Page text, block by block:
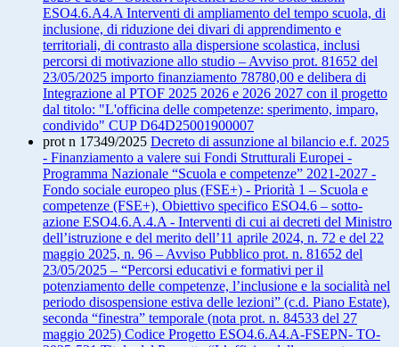
ESO4.6.A4.A Interventi di ampliamento del tempo scuola, di
inclusione, di riduzione dei divari di apprendimento e
territoriali, di contrasto alla dispersione scolastica, inclusi
percorsi di motivazione allo studio – Avviso prot. 81652 del
23/05/2025 importo finanziamento 78780,00 e delibera di
Integrazione al PTOF 2025 2026 e 2026 2027 con il progetto
dal titolo: "L'officina delle competenze: sperimento, imparo,
condivido" CUP D64D25001900007
prot n 17349/2025 Decreto di assunzione al bilancio e.f. 2025
- Finanziamento a valere sui Fondi Strutturali Europei -
Programma Nazionale “Scuola e competenze” 2021-2027 -
Fondo sociale europeo plus (FSE+) - Priorità 1 – Scuola e
competenze (FSE+), Obiettivo specifico ESO4.6 – sotto-
azione ESO4.6.A.4.A - Interventi di cui ai decreti del Ministro
dell’istruzione e del merito dell’11 aprile 2024, n. 72 e del 22
maggio 2025, n. 96 – Avviso Pubblico prot. n. 81652 del
23/05/2025 – “Percorsi educativi e formativi per il
potenziamento delle competenze, l’inclusione e la socialità nel
periodo disospensione estiva delle lezioni” (c.d. Piano Estate),
seconda “finestra” temporale (nota prot. n. 84533 del 27
maggio 2025) Codice Progetto ESO4.6.A4.A-FSEPN- TO-